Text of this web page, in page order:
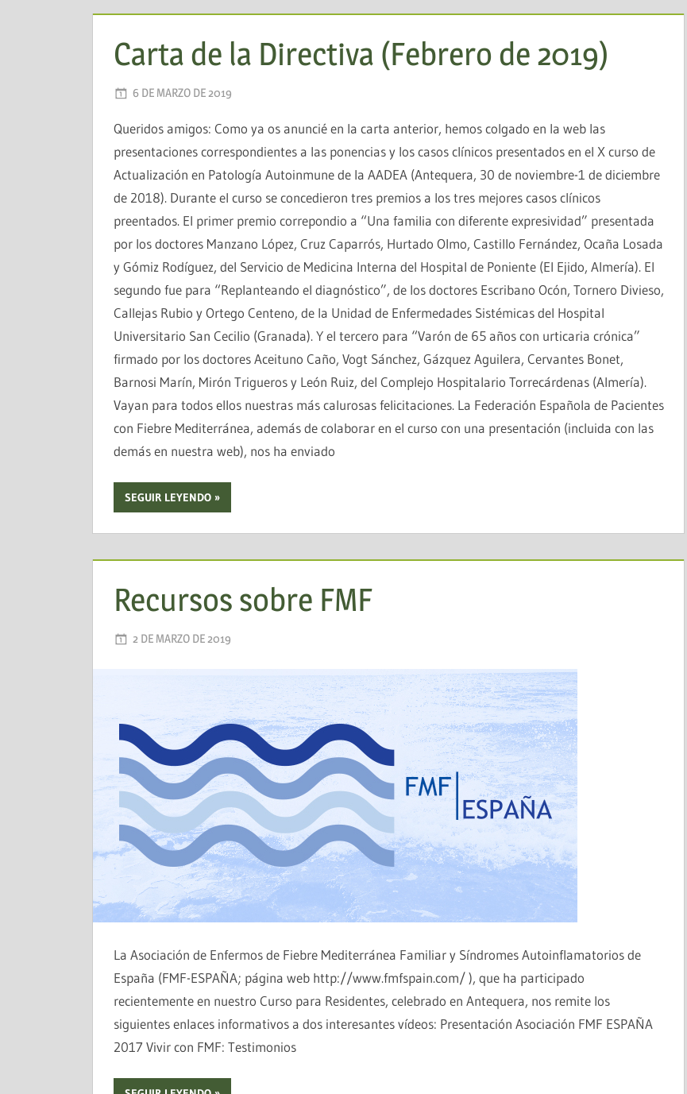
Carta de la Directiva (Febrero de 2019)
6 DE MARZO DE 2019
Queridos amigos: Como ya os anuncié en la carta anterior, hemos colgado en la web las
presentaciones correspondientes a las ponencias y los casos clínicos presentados en el X curso de
Actualización en Patología Autoinmune de la AADEA (Antequera, 30 de noviembre-1 de diciembre
de 2018). Durante el curso se concedieron tres premios a los tres mejores casos clínicos
preentados. El primer premio correpondio a “Una familia con diferente expresividad” presentada
por los doctores Manzano López, Cruz Caparrós, Hurtado Olmo, Castillo Fernández, Ocaña Losada
y Gómiz Rodíguez, del Servicio de Medicina Interna del Hospital de Poniente (El Ejido, Almería). El
segundo fue para “Replanteando el diagnóstico”, de los doctores Escribano Ocón, Tornero Divieso,
Callejas Rubio y Ortego Centeno, de la Unidad de Enfermedades Sistémicas del Hospital
Universitario San Cecilio (Granada). Y el tercero para “Varón de 65 años con urticaria crónica”
firmado por los doctores Aceituno Caño, Vogt Sánchez, Gázquez Aguilera, Cervantes Bonet,
Barnosi Marín, Mirón Trigueros y León Ruiz, del Complejo Hospitalario Torrecárdenas (Almería).
Vayan para todos ellos nuestras más calurosas felicitaciones. La Federación Española de Pacientes
con Fiebre Mediterránea, además de colaborar en el curso con una presentación (incluida con las
demás en nuestra web), nos ha enviado
SEGUIR LEYENDO
Recursos sobre FMF
2 DE MARZO DE 2019
La Asociación de Enfermos de Fiebre Mediterránea Familiar y Síndromes Autoinflamatorios de
España (FMF-ESPAÑA; página web http://www.fmfspain.com/ ), que ha participado
recientemente en nuestro Curso para Residentes, celebrado en Antequera, nos remite los
siguientes enlaces informativos a dos interesantes vídeos: Presentación Asociación FMF ESPAÑA
2017 Vivir con FMF: Testimonios